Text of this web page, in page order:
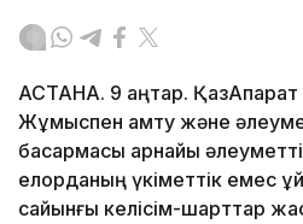
АСТАНА. 9 қаңтар.
Жұмыспен қамту және
басқармасы арнайы
елорданың үкіметтік емес
сайынғы келісім-шарттар